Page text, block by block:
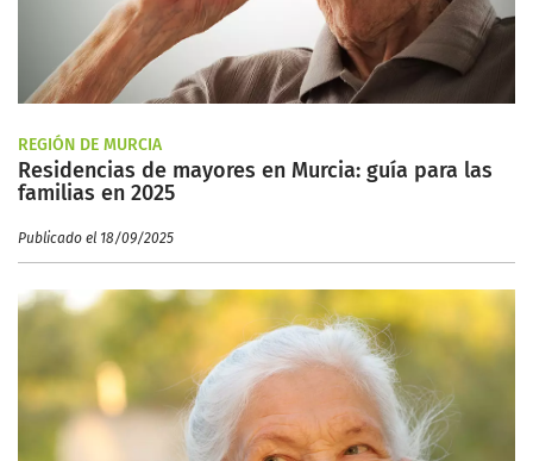
REGIÓN DE MURCIA
Residencias de mayores en Murcia: guía para las
familias en 2025
Publicado el 18/09/2025